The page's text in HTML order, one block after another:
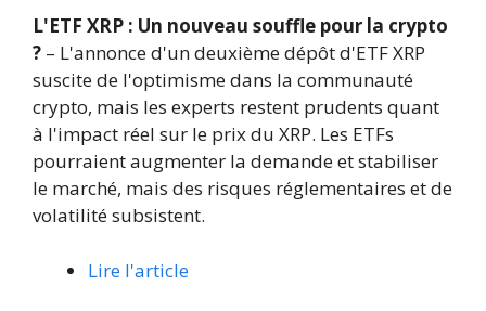
L'ETF XRP : Un nouveau souffle pour la crypto
? – L'annonce d'un deuxième dépôt d'ETF XRP
suscite de l'optimisme dans la communauté
crypto, mais les experts restent prudents quant
à l'impact réel sur le prix du XRP. Les ETFs
pourraient augmenter la demande et stabiliser
le marché, mais des risques réglementaires et de
volatilité subsistent.
Lire l'article